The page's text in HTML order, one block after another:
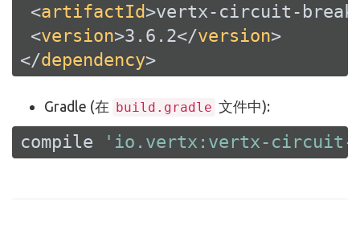
<artifactId>vertx-circuit-
<version>3.6.2</version>
</dependency>
Gradle (在 build.gradle 文件中):
compile 'io.vertx:vertx-circuit-